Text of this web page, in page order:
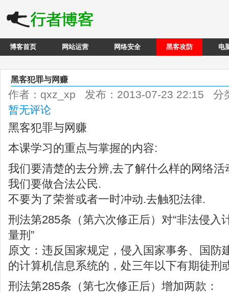
博客首页 网站运营 网络安全 黑客攻防 电
黑客犯罪与网赚
作者：qxz_xp 发布：2013-07-23 22:15 分
暂无评论
黑客犯罪与网赚
本课学习的重点与掌握的内容:
我们要清楚的去分辨,去了解什么样的网络活
我们要做合法公民.
不要为了荣誉或者一时冲动.去触犯法律.
刑法第285条（第六次修正后）对“非法侵入
量刑”
原文：违反国家规定，侵入国家事务、国防
的计算机信息系统的，处三年以下有期徒刑
刑法第285条（第七次修正后）增加两款：